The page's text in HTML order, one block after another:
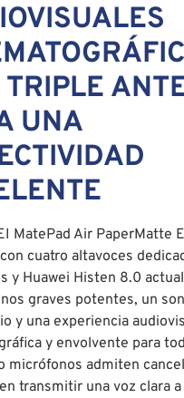
UNA
MatePad Air PaperMatte
cuatro altavoces
y Huawei Histen 8.0
graves potentes, un
y una experiencia
y envolvente para
micrófonos admiten
transmitir una voz clara